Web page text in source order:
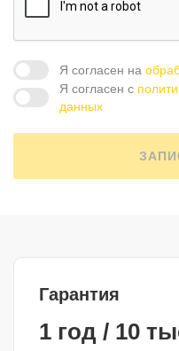
Я согласен на
Я согласен с
данных
Гарантия
1 год / 10